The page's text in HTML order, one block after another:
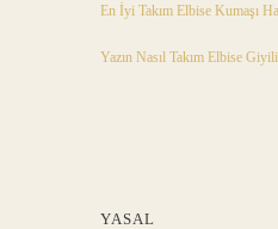
En İyi Takım Elbise Kumaşı
Yazın Nasıl Takım Elbise
YASAL